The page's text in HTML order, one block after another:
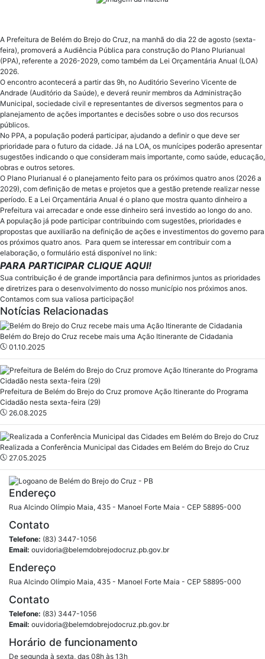
A Prefeitura de Belém do Brejo do Cruz, na manhã do dia 22 de agosto (sexta-
feira), promoverá a Audiência Pública para construção do Plano Plurianual
(PPA), referente a 2026-2029, como também da Lei Orçamentária Anual (LOA)
2026.
O encontro acontecerá a partir das 9h, no Auditório Severino Vicente de
Andrade (Auditório da Saúde), e deverá reunir membros da Administração
Municipal, sociedade civil e representantes de diversos segmentos para o
planejamento de ações importantes e decisões sobre o uso dos recursos
públicos.
No PPA, a população poderá participar, ajudando a definir o que deve ser
prioridade para o futuro da cidade. Já na LOA, os munícipes poderão apresentar
sugestões indicando o que consideram mais importante, como saúde, educação,
obras e outros setores.
O Plano Plurianual é o planejamento feito para os próximos quatro anos (2026 a
2029), com definição de metas e projetos que a gestão pretende realizar nesse
período. E a Lei Orçamentária Anual é o plano que mostra quanto dinheiro a
Prefeitura vai arrecadar e onde esse dinheiro será investido ao longo do ano.
A população já pode participar contribuindo com sugestões, prioridades e
propostas que auxiliarão na definição de ações e investimentos do governo para
os próximos quatro anos. Para quem se interessar em contribuir com a
elaboração, o formulário está disponível no link:
PARA PARTICIPAR CLIQUE AQUI!
Sua contribuição é de grande importância para definirmos juntos as prioridades
e diretrizes para o desenvolvimento do nosso município nos próximos anos.
Contamos com sua valiosa participação!
Notícias Relacionadas
Belém do Brejo do Cruz recebe mais uma Ação Itinerante de Cidadania
01.10.2025
Prefeitura de Belém do Brejo do Cruz promove Ação Itinerante do Programa
Cidadão nesta sexta-feira (29)
26.08.2025
Realizada a Conferência Municipal das Cidades em Belém do Brejo do Cruz
27.05.2025
Endereço
Rua Alcindo Olímpio Maia, 435 - Manoel Forte Maia - CEP 58895-000
Contato
Telefone: (83) 3447-1056
Email: ouvidoria@belemdobrejodocruz.pb.gov.br
Endereço
Rua Alcindo Olímpio Maia, 435 - Manoel Forte Maia - CEP 58895-000
Contato
Telefone: (83) 3447-1056
Email: ouvidoria@belemdobrejodocruz.pb.gov.br
Horário de funcionamento
De segunda à sexta, das 08h às 13h